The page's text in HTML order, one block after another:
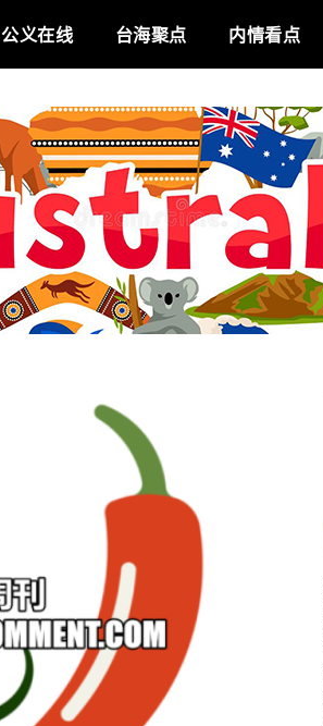
公义在线 台海聚点 内情看点